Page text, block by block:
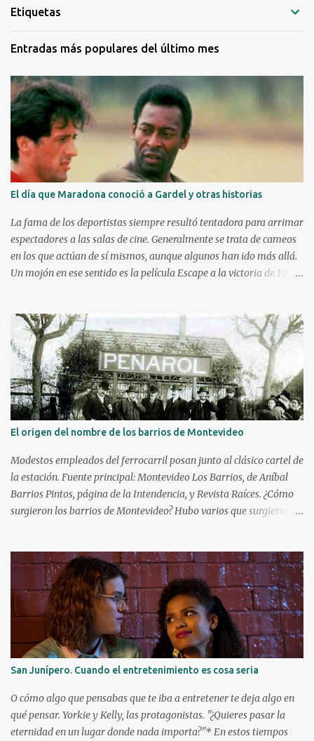
c
m
e
t
a
r
i
o
Etiquetas
Entradas más populares del último mes
El día que Maradona conoció a Gardel y otras historias
La fama de los deportistas siempre resultó tentadora para arrimar
espectadores a las salas de cine. Generalmente se trata de cameos
en los que actúan de sí mismos, aunque algunos han ido más allá.
Un mojón en ese sentido es la película Escape a la victoria de 1982
una recreación muy libre del llamado partido de la muerte jugado
en Kiev, Ucrania, el 9 de agosto de 1942, bajo la ocupación nazi.
Stallone atajando un penal sobre la hora. Hoy nos enfocaremos en
tres historias de deportistas que fueron más allá, incluso alguno
llegando a construir una carrera como actor y obteniendo elogios
de la crítica. Kareem Abdul-Jabbar Uno d e los máximos
anotadores de la historia de la NBA con 38387 puntos, debutó en el
cine a las patadas en 1972 con Bruce Lee. Kareem ya era una figura
conocida, venía de ganar su primer anillo en la NBA con los
Milwaukee Bucks. Debutó a l...
El origen del nombre de los barrios de Montevideo
Modestos empleados del ferrocarril posan junto al clásico cartel de
la estación. Fuente principal: Montevideo Los Barrios, de Aníbal
Barrios Pintos, página de la Intendencia, y Revista Raíces. ¿Cómo
surgieron los barrios de Montevideo? Hubo varios que surgieron de
Buceo. Y luego hay varios que fueron creados por especuladores de
tierras que lotearon terrenos y los vendieron en cuotas para la
instalación de viviendas, en particular a inmigrantes. Éstos solían
apelar a lugares o personajes de sus países de origen para darle
nombre a estos nuevos barrios. ¿Quiénes fueron los principales
creadores de barrios? Los tres principales fueron el montevideano
Francisco Piria, el argentino Florencio Escardó y el español Emilio
Reus. ¿Qué barrios creó cada uno? Florencio Escardó , periodista,
rematador, escritor y autor teatral, creó el barrio Atahualpa en
1868, el...
San Junípero. Cuando el entretenimiento es cosa seria
O cómo algo que pensabas que te iba a entretener te deja algo en
qué pensar. Yorkie y Kelly, las protagonistas. "¿Quieres pasar la
eternidad en un lugar donde nada importa?"* En estos tiempos